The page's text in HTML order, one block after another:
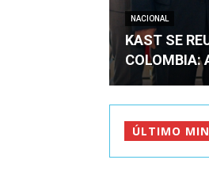
NACIONAL
KAST SE
COLOMBIA:
ÚLTIMO